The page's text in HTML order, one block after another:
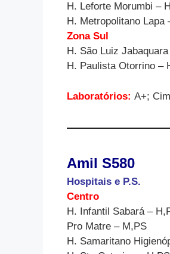
H. Leforte Morumbi –
H. Metropolitano Lapa
Zona Sul
H. São Luiz
H. Paulista Otorrino –
Laboratórios: A+;
Amil S580
Hospitais e P.S.
Centro
H. Infantil Sabará –
Pro Matre – M,PS
H. Samaritano